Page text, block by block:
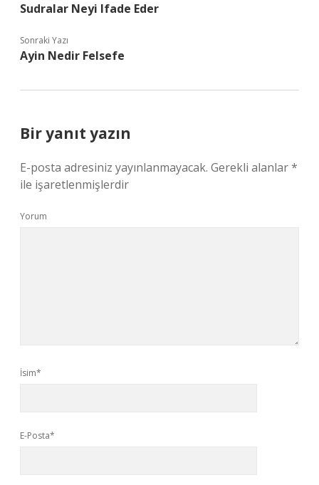
Sudralar Neyi Ifade Eder
Sonraki Yazı
Ayin Nedir Felsefe
Bir yanıt yazın
E-posta adresiniz yayınlanmayacak. Gerekli alanlar*
ile işaretlenmişlerdir
Yorum
İsim*
E-Posta*